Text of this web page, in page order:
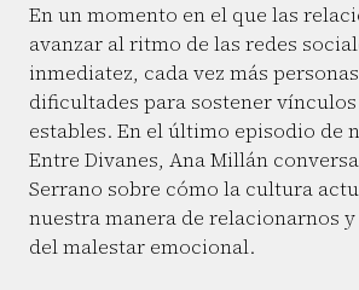
En un momento en el que las
avanzar al ritmo de las redes
inmediatez, cada vez más
dificultades para sostener
estables. En el último episodio de
Entre Divanes, Ana Millán
Serrano sobre cómo la cultura
nuestra manera de relacionarnos
del malestar emocional.